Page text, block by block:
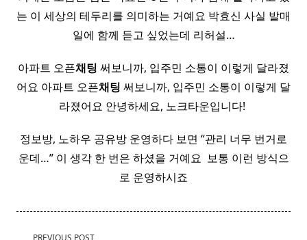
는 이 세상의 테두리를 의미하는 거예요 박효신 사실 발매
일에 함께 듣고 싶었는데 리허설…
아파트 오픈채팅 써보니까, 입주민 소통이 이렇게 달라졌
어요 아파트 오픈채팅 써보니까, 입주민 소통이 이렇게 달
라졌어요 안녕하세요, 노크타운입니다! ​
정보방, 노하우 공유방 운영하다 보면 “관리 너무 번거로
운데…” 이 생각 한 번은 하셨을 거예요 ​ 보통 이런 방식으
로 운영하시죠
<spanPREVIOUS POST